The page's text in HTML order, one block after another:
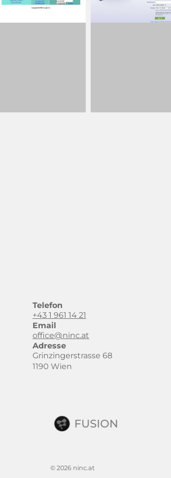
Telefon
+43 1 961 14 21
Email
office@ninc.at
Adresse
Grinzingerstrasse 68
1190 Wien
© 2026 ninc.at